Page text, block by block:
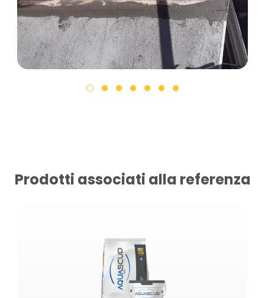
Prodotti associati alla referenza